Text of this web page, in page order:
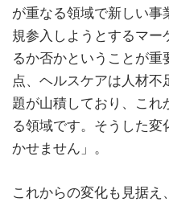
が重なる領域で新しい
規参入しようとするマ
るか否かということが
点、ヘルスケアは人材
題が山積しており、これ
る領域です。そうした変
かせません」。
これからの変化も見据